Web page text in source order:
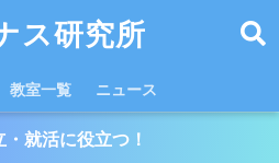
ス研究所
教室一覧 ニュース
就活に役立つ！